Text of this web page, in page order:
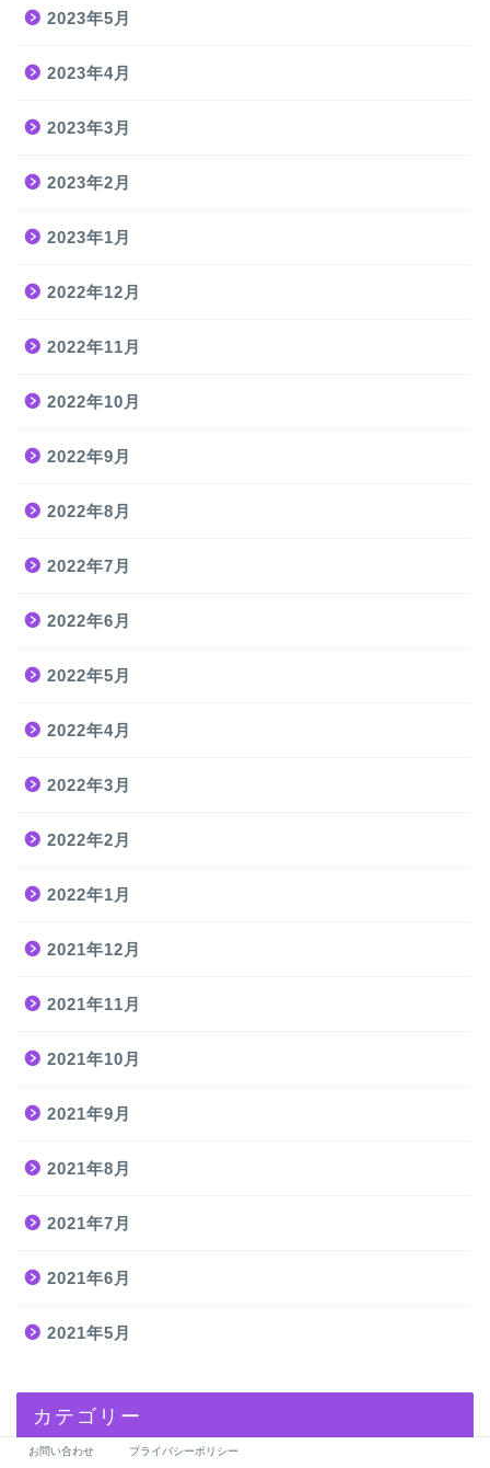
2023年5月
2023年4月
2023年3月
2023年2月
2023年1月
2022年12月
2022年11月
2022年10月
2022年9月
2022年8月
2022年7月
2022年6月
2022年5月
2022年4月
2022年3月
2022年2月
2022年1月
2021年12月
2021年11月
2021年10月
2021年9月
2021年8月
2021年7月
2021年6月
2021年5月
カテゴリー
お問い合わせ プライバシーポリシー